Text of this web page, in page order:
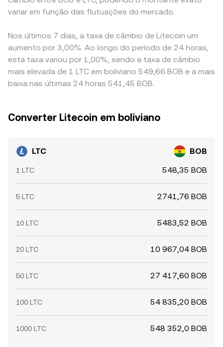
variar em função das flutuações do mercado.
Nos últimos 7 dias, a taxa de câmbio de Litecoin um
aumento por 3,00%. Ao longo do período de 24 horas,
esta taxa variou por 1,00%, sendo a taxa de câmbio
mais elevada de 1 LTC em boliviano 549,66 BOB e a mais
baixa nas últimas 24 horas 541,45 BOB.
Converter Litecoin em boliviano
LTC BOB
1 LTC 548,35 BOB
5 LTC 2741,76 BOB
10 LTC 5483,52 BOB
20 LTC 10 967,04 BOB
50 LTC 27 417,60 BOB
100 LTC 54 835,20 BOB
1000 LTC 548 352,0 BOB